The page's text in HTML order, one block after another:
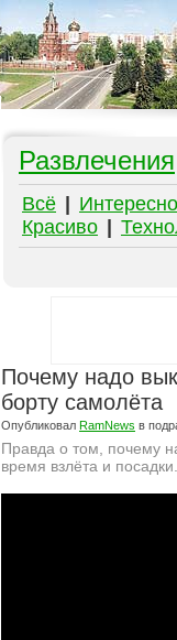
Развлечения
Всё
Интересно
Красиво
Почему надо
борту самолёта
Опубликовал RamNews в
Правда о том, почему
время взлёта и посадки.